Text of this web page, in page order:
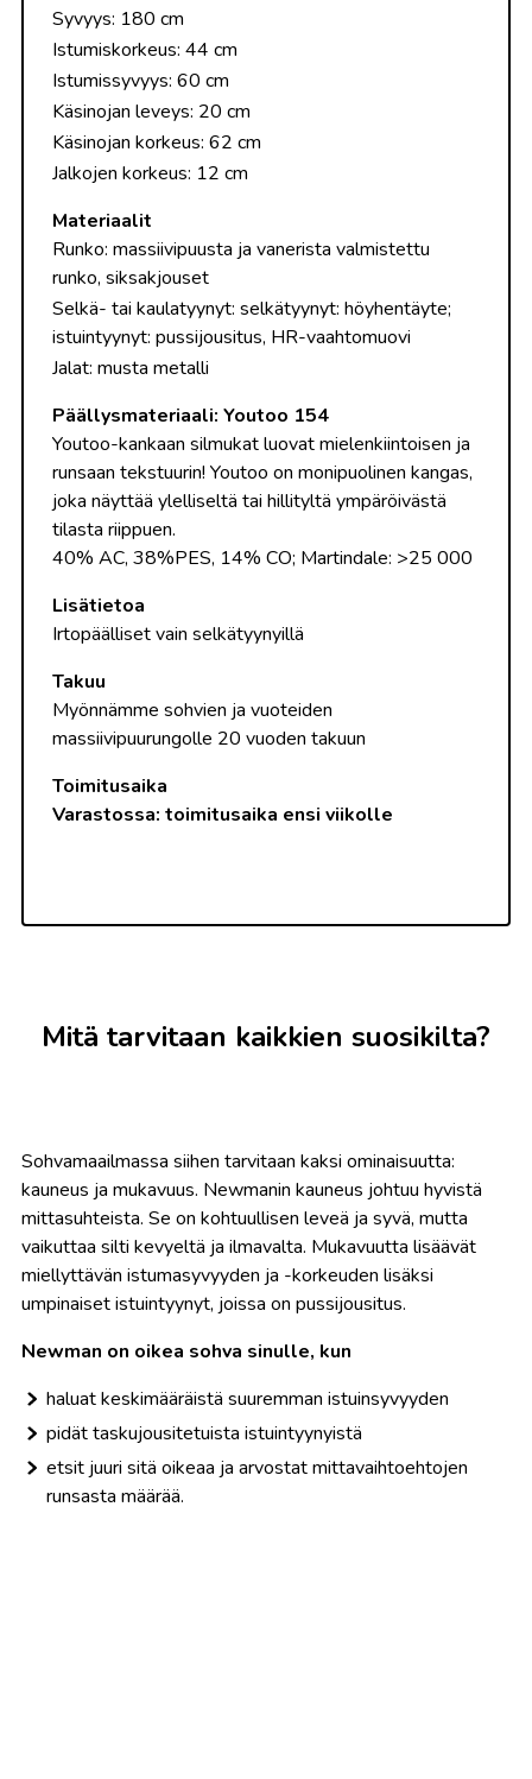
Syvyys: 180 cm
Istumiskorkeus: 44 cm
Istumissyvyys: 60 cm
Käsinojan leveys: 20 cm
Käsinojan korkeus: 62 cm
Jalkojen korkeus: 12 cm
Materiaalit
Runko: massiivipuusta ja vanerista valmistettu
runko, siksakjouset
Selkä- tai kaulatyynyt: selkätyynyt: höyhentäyte;
istuintyynyt: pussijousitus, HR-vaahtomuovi
Jalat: musta metalli
Päällysmateriaali: Youtoo 154
Youtoo-kankaan silmukat luovat mielenkiintoisen ja
runsaan tekstuurin! Youtoo on monipuolinen kangas,
joka näyttää ylelliseltä tai hillityltä ympäröivästä
tilasta riippuen.
40% AC, 38%PES, 14% CO; Martindale: >25 000
Lisätietoa
Irtopäälliset vain selkätyynyillä
Takuu
Myönnämme sohvien ja vuoteiden
massiivipuurungolle 20 vuoden takuun
Toimitusaika
Varastossa: toimitusaika ensi viikolle
Mitä tarvitaan kaikkien suosikilta?
Sohvamaailmassa siihen tarvitaan kaksi ominaisuutta:
kauneus ja mukavuus. Newmanin kauneus johtuu hyvistä
mittasuhteista. Se on kohtuullisen leveä ja syvä, mutta
vaikuttaa silti kevyeltä ja ilmavalta. Mukavuutta lisäävät
miellyttävän istumasyvyyden ja -korkeuden lisäksi
umpinaiset istuintyynyt, joissa on pussijousitus.
Newman on oikea sohva sinulle, kun
haluat keskimääräistä suuremman istuinsyvyyden
pidät taskujousitetuista istuintyynyistä
etsit juuri sitä oikeaa ja arvostat mittavaihtoehtojen
runsasta määrää.